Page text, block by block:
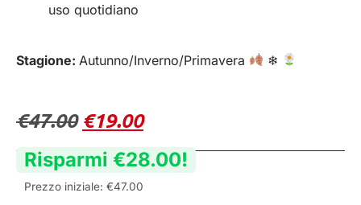
uso quotidiano
Stagione: Autunno/Inverno/Primavera ❄
€47.00 €19.00
Risparmi €28.00!
Prezzo iniziale: €47.00